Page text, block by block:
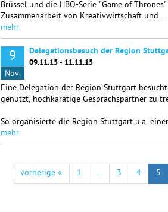
Brüssel und die HBO-Serie "Game of
Zusammenarbeit von Kreativwirtschaft und…
mehr
9
Nov.
Delegationsbesuch der Region
09.11.15 - 11.11.15
Eine Delegation der Region Stuttgart
genutzt, hochkarätige Gesprächspartner zu
So organisierte die Region Stuttgart u.a.
mehr
vorherige « 1 ... 3 4 5